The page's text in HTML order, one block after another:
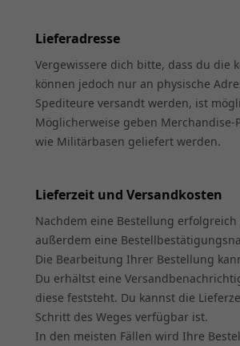
Lieferadresse
Vergewissere dich bitte, dass du die
können jedoch nur an physische
Spediteure versandt werden, ist
Möglicherweise geben
wie Militärbasen geliefert werden.
Lieferzeit und Versandkosten
Nachdem eine Bestellung
außerdem eine
Die Bearbeitung Ihrer Bestellung
Du erhältst eine
diese feststeht. Du kannst die
Schritt des Weges verfügbar ist.
In den meisten Fällen wird Ihre